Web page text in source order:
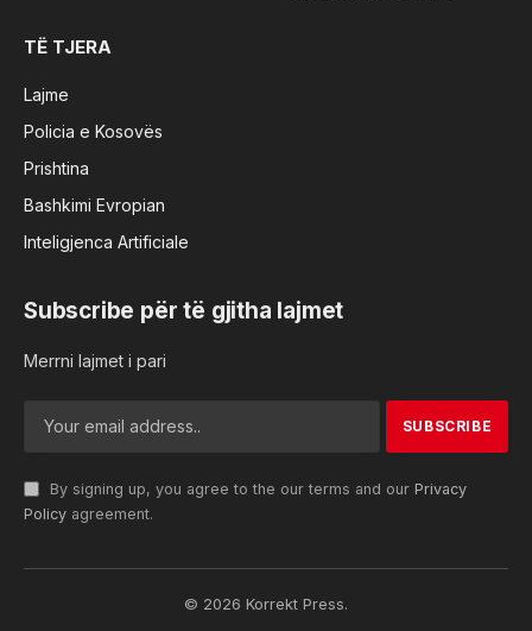
TË TJERA
Lajme
Policia e Kosovës
Prishtina
Bashkimi Evropian
Inteligjenca Artificiale
Subscribe për të gjitha lajmet
Merrni lajmet i pari
By signing up, you agree to the our terms and our Privacy
Policy agreement.
© 2026 Korrekt Press.